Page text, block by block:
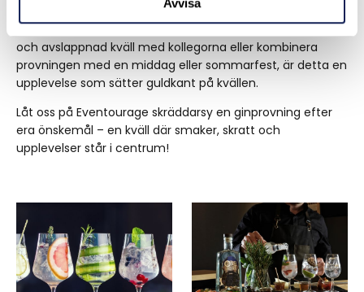
Oavsett om ni vill fördjupa er i ginens värld, ha en rolig
och avslappnad kväll med kollegorna eller kombinera
provningen med en middag eller sommarfest, är detta en
upplevelse som sätter guldkant på kvällen.
Låt oss på Eventourage skräddarsy en ginprovning efter
era önskemål – en kväll där smaker, skratt och
upplevelser står i centrum!